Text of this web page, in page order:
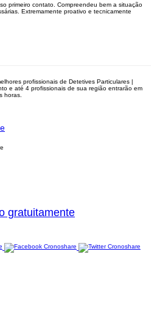
primeiro contato. Compreendeu bem a situação
Extremamente proativo e tecnicamente
profissionais de Detetives Particulares |
e até 4 profissionais de sua região entrarão em
horas.
gratuitamente